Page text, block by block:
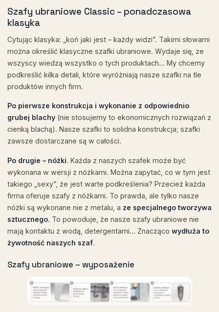
Szafy ubraniowe Classic – ponadczasowa
klasyka
Cytując klasyka: „koń jaki jest – każdy widzi”. Takimi słowami
można określić klasyczne szafki ubraniowe. Wydaje się, ze
wszyscy wiedzą wszystko o tych produktach… My chcemy
podkreślić kilka detali, które wyróżniają nasze szafki na tle
produktów innych firm.
Po pierwsze konstrukcja i wykonanie z odpowiednio
grubej blachy (nie stosujemy to ekonomicznych rozwiązań z
cienką blachą). Nasze szafki to solidna konstrukcja; szafki
zawsze dostarczane są w całości.
Po drugie – nóżki. Każda z naszych szafek może być
wykonana w wersji z nóżkami. Można zapytać, co w tym jest
takiego „sexy”, że jest warte podkreślenia? Przecież każda
firma oferuje szafy z nóżkami. To prawda, ale tylko nasze
nóżki są wykonane nie z metalu, a ze specjalnego tworzywa
sztucznego. To powoduje, że nasze szafy ubraniowe nie
mają kontaktu z wodą, detergentami… Znacząco wydłuża to
żywotność naszych szaf.
Szafy ubraniowe – wyposażenie